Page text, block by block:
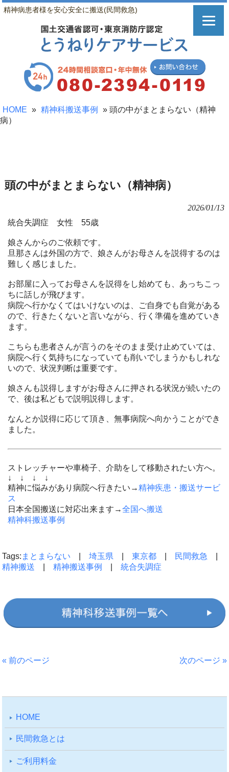
精神病患者様を安心安全に搬送(民間救急)
HOME » 精神科搬送事例 » 頭の中がまとまらない（精神
病）
頭の中がまとまらない（精神病）
2026/01/13
統合失調症 女性 55歳
娘さんからのご依頼です。
旦那さんは外国の方で、娘さんがお母さんを説得するのは
難しく感じました。
お部屋に入ってお母さんを説得をし始めても、あっちこっ
ちに話しが飛びます。
病院へ行かなくてはいけないのは、ご自身でも自覚がある
ので、行きたくないと言いながら、行く準備を進めていき
ます。
こちらも患者さんが言うのをそのまま受け止めていては、
病院へ行く気持ちになっていても削いでしまうかもしれな
いので、状況判断は重要です。
娘さんも説得しますがお母さんに押される状況が続いたの
で、後は私どもで説明説得します。
なんとか説得に応じて頂き、無事病院へ向かうことができ
ました。
ストレッチャーや車椅子、介助をして移動されたい方へ。
↓ ↓ ↓ ↓
精神に悩みがあり病院へ行きたい→精神疾患・搬送サービ
ス
日本全国搬送に対応出来ます→全国へ搬送
精神科搬送事例
Tags: まとまらない |埼玉県 |東京都 民間救急
精神搬送 |精神搬送事例 |統合失調症
« 前のページ 次のページ »
HOME
⺠間救急とは
ご利⽤料⾦